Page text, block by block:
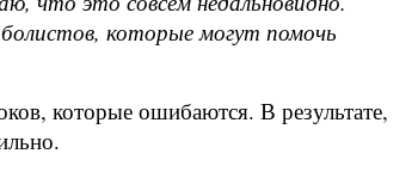
которые могут помочь
которые ошибаются. В результате,